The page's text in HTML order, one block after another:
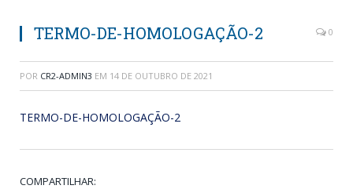
TERMO-DE-HOMOLOGAÇÃO-2 0
POR CR2-ADMIN3 EM 14 DE OUTUBRO DE 2021
TERMO-DE-HOMOLOGAÇÃO-2
COMPARTILHAR: